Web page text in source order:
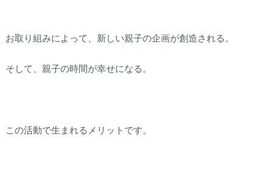
お取り組みによって、新しい親子の企画が創造される。
そして、親子の時間が幸せになる。
この活動で生まれるメリットです。